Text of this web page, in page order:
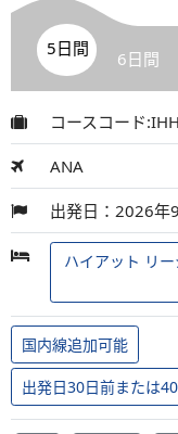
5日間 6日間
コースコード
ANA
出発日：2026年
ハイアット リ
国内線追加可能
出発日30日前または